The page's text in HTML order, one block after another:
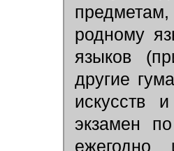
родному
языков
другие
искусств
экзамен
ежегодно